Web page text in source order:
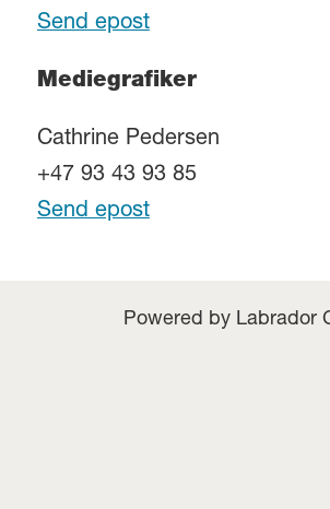
Send epost
Mediegrafiker
Cathrine Pedersen
+47 93 43 93 85
Send epost
Powered by Labrador